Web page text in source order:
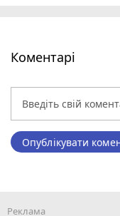
Коментарі
Опублікувати